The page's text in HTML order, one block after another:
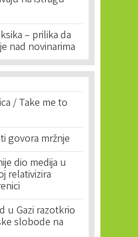
– prilika da
nad novinarima
/ Take me to
govora mržnje
dio medija u
relativizira
u Gazi razotkrio
slobode na